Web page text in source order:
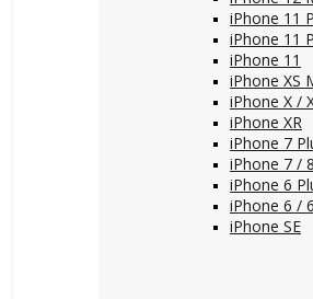
iPhone 11
iPhone 11
iPhone 11
iPhone XS
iPhone X /
iPhone XR
iPhone 7
iPhone 7 /
iPhone 6
iPhone 6 /
iPhone SE